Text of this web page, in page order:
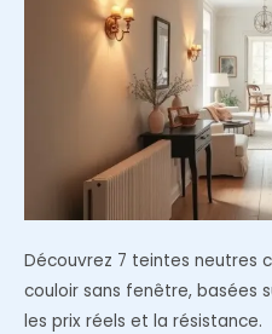
Découvrez 7 teintes neutres
couloir sans fenêtre, basées
les prix réels et la résistance.